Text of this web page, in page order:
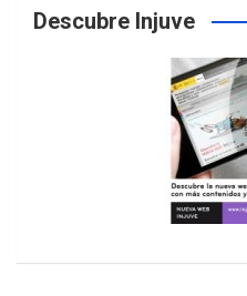
Descubre Injuve